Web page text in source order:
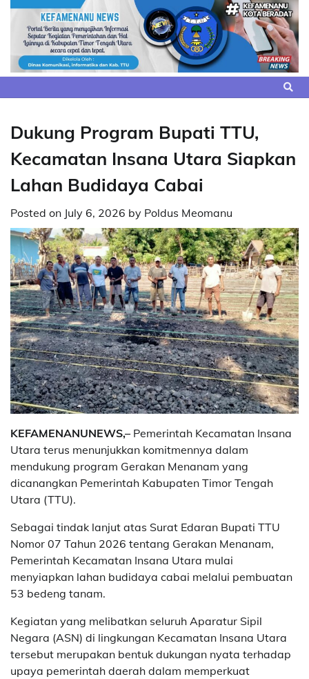
Skip
content
Dukung Program Bupati TTU,
Kecamatan Insana Utara Siapkan
Lahan Budidaya Cabai
Posted on July 6, 2026 by Poldus Meomanu
KEFAMENANUNEWS,– Pemerintah Kecamatan Insana
Utara terus menunjukkan komitmennya dalam
mendukung program Gerakan Menanam yang
dicanangkan Pemerintah Kabupaten Timor Tengah
Utara (TTU).
Sebagai tindak lanjut atas Surat Edaran Bupati TTU
Nomor 07 Tahun 2026 tentang Gerakan Menanam,
Pemerintah Kecamatan Insana Utara mulai
menyiapkan lahan budidaya cabai melalui pembuatan
53 bedeng tanam.
Kegiatan yang melibatkan seluruh Aparatur Sipil
Negara (ASN) di lingkungan Kecamatan Insana Utara
tersebut merupakan bentuk dukungan nyata terhadap
upaya pemerintah daerah dalam memperkuat